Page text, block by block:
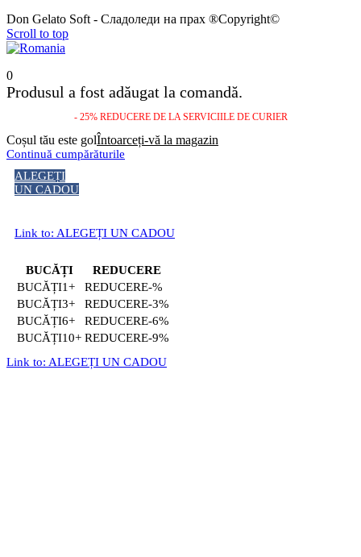
Don Gelato Soft - Сладоледи на прах ®Copyright©
Scroll to top
0
Produsul a fost adăugat la comandă.
- 25% REDUCERE DE LA SERVICIILE DE CURIER
Coșul tău este golÎntoarceți-vă la magazin
Continuă cumpărăturile
ALEGEȚI
UN CADOU
Link to: ALEGEȚI UN CADOU
BUCĂȚI
REDUCERE
1+
-%
3+
-3%
6+
-6%
10+
-9%
Link to: ALEGEȚI UN CADOU